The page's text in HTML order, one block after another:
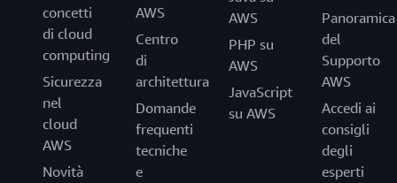
concetti
di cloud
computing
Sicurezza
nel
cloud
AWS
Novità
AWS
Centro
di
architettura
Domande
frequenti
tecniche
e
AWS
PHP su
AWS
JavaScript
su AWS
Panoramica
del
Supporto
AWS
Accedi ai
consigli
degli
esperti